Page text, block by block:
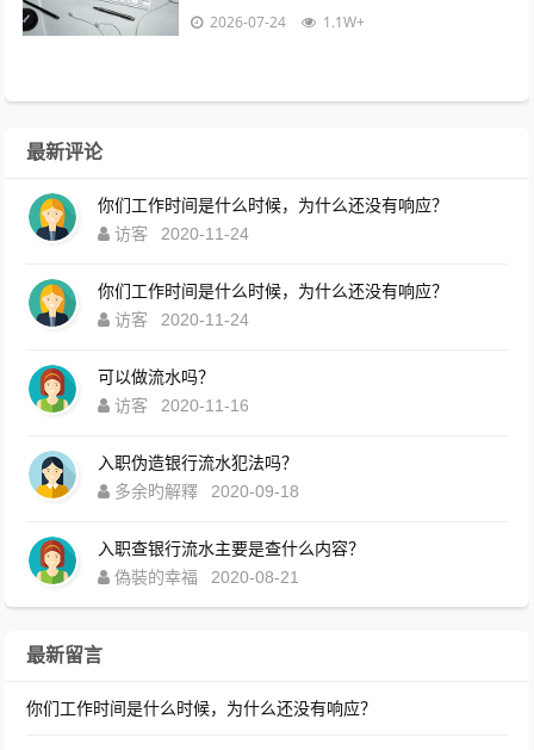
都慌了：这算不算隐私泄露？到底能不能
2026-07-24 1.1W+
最新评论
你们工作时间是什么时候，为什么还没有响应？
访客
2020-11-24
你们工作时间是什么时候，为什么还没有响应？
访客
2020-11-24
可以做流水吗？
访客
2020-11-16
入职伪造银行流水犯法吗？
多余旳解釋
2020-09-18
入职查银行流水主要是查什么内容？
偽裝的幸福
2020-08-21
最新留言
你们工作时间是什么时候，为什么还没有响应？